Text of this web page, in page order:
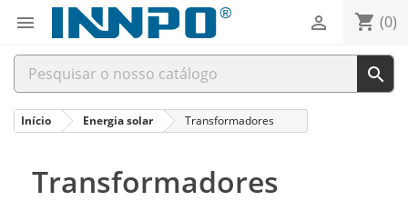
 shopping_cart (0)


Início Energia solar Transformadores
Transformadores